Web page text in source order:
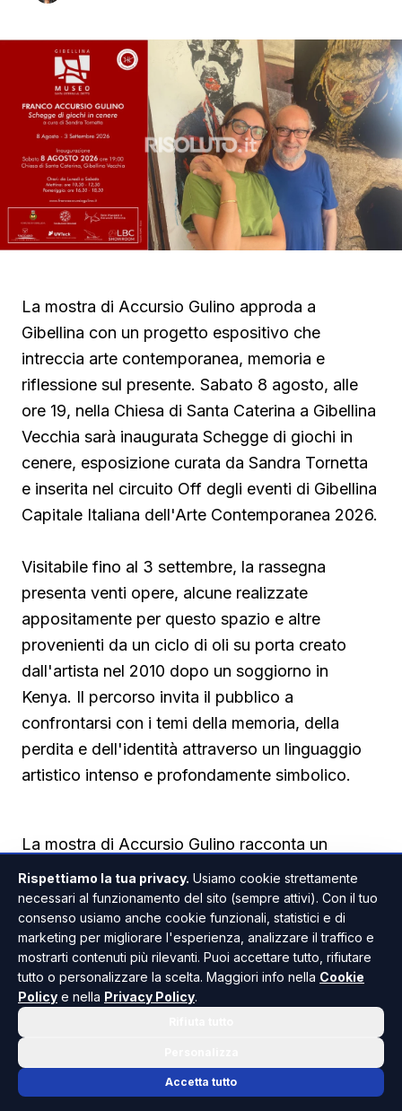
La mostra di Accursio Gulino approda a
Gibellina con un progetto espositivo che
intreccia arte contemporanea, memoria e
riflessione sul presente. Sabato 8 agosto, alle
ore 19, nella Chiesa di Santa Caterina a Gibellina
Vecchia sarà inaugurata Schegge di giochi in
cenere, esposizione curata da Sandra Tornetta
e inserita nel circuito Off degli eventi di Gibellina
Capitale Italiana dell'Arte Contemporanea 2026.
Visitabile fino al 3 settembre, la rassegna
presenta venti opere, alcune realizzate
appositamente per questo spazio e altre
provenienti da un ciclo di oli su porta creato
dall'artista nel 2010 dopo un soggiorno in
Kenya. Il percorso invita il pubblico a
confrontarsi con i temi della memoria, della
perdita e dell'identità attraverso un linguaggio
artistico intenso e profondamente simbolico.
La mostra di Accursio Gulino racconta un
presente tra memoria e macerie
Il percorso espositivo conduce il visitatore in un
universo popolato da mostri, robot e minotauri
che occupano la navata della chiesa, mentre
nella sala interna prendono forma grandi figure
nere dalle sembianze deformate. Sono immagini
dove l'essere umano appare sempre più
Rispettiamo la tua privacy. Usiamo cookie strettamente
necessari al funzionamento del sito (sempre attivi). Con il tuo
consenso usiamo anche cookie funzionali, statistici e di
marketing per migliorare l'esperienza, analizzare il traffico e
mostrarti contenuti più rilevanti. Puoi accettare tutto, rifiutare
tutto o personalizzare la scelta. Maggiori info nella Cookie
Policy e nella Privacy Policy.
Accetta tutto